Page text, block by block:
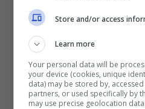
Foto di Instagram
Store and/or access
Learn more
Your personal data will be
your device (cookies, unique
data) may be stored by,
partners, or used specifically by
may use precise geolocation data.